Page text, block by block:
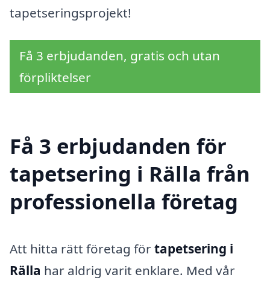
tapetseringsprojekt!
Få 3 erbjudanden, gratis och utan
förpliktelser
Få 3 erbjudanden för
tapetsering i Rälla från
professionella företag
Att hitta rätt företag förtapetsering i
Rälla har aldrig varit enklare. Med vår